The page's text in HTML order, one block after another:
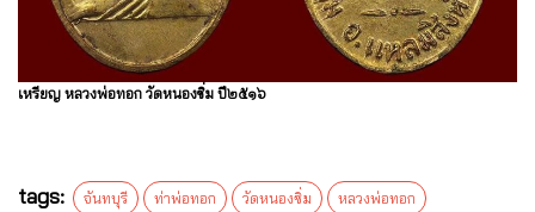
เหรียญ หลวงพ่อทอก วัดหนองชิ่ม ปี๒๕๑๖
tags: จันทบุรี ท่าพ่อทอก วัดหนองซิ่ม หลวงพ่อทอก